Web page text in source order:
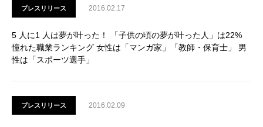
プレスリリース 2016.02.17
5 人に1 人は夢が叶った！ 「子供の頃の夢が叶った人」は22%
憧れた職業ランキング 女性は「マンガ家」「教師・保育士」 男
性は「スポーツ選手」
プレスリリース 2016.02.09